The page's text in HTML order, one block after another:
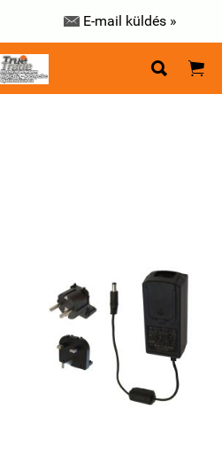
 E-mail küldés »
 